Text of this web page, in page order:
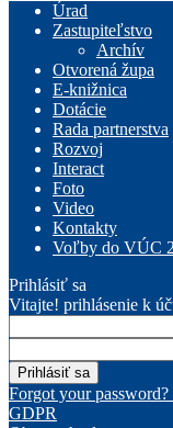
Úrad
Zastupiteľstvo
Archív
Otvorená župa
E-knižnica
Dotácie
Rada partnerstva
Rozvoj
Interact
Foto
Video
Kontakty
Voľby do VÚC
Prihlásiť sa
Vitajte! prihlásenie k
Forgot your password?
GDPR